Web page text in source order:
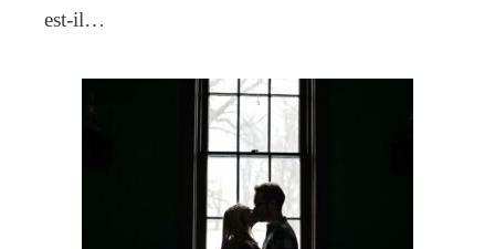
est-il…